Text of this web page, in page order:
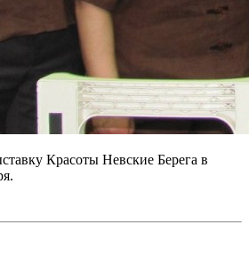
Красоты Невские Берега в